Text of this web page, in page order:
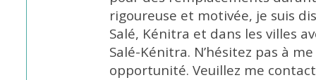
rigoureuse et motivée, je suis
Salé, Kénitra et dans les villes
Salé-Kénitra. N’hésitez pas à
opportunité. Veuillez me